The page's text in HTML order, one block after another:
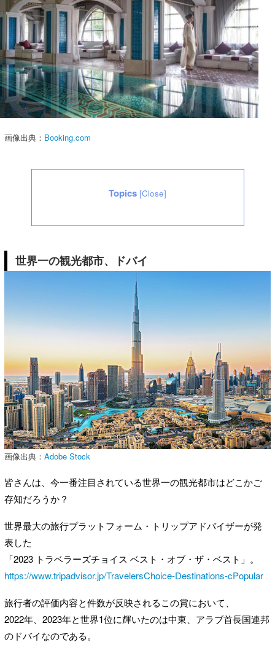
画像出典： Booking.com
Topics [Close]
世界一の観光都市、ドバイ
画像出典： Adobe Stock
皆さんは、今一番注目されている世界一の観光都市はどこかご
存知だろうか？
世界最大の旅行プラットフォーム・トリップアドバイザーが発
表した
「2023 トラベラーズチョイス ベスト・オブ・ザ・ベスト」。
https://www.tripadvisor.jp/TravelersChoice-Destinations-cPopular
旅行者の評価内容と件数が反映されるこの賞において、
2022年、2023年と世界1位に輝いたのは中東、アラブ首長国連邦
のドバイなのである。